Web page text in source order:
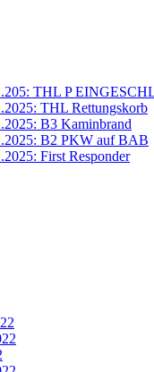
THL P
THL Rettungskorb
B3 Kaminbrand
B2 PKW auf BAB
First Responder